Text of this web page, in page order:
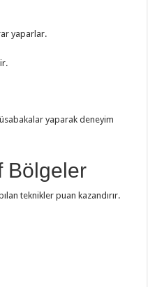
yaparlar.
yaparak deneyim
Bölgeler
teknikler puan kazandırır.